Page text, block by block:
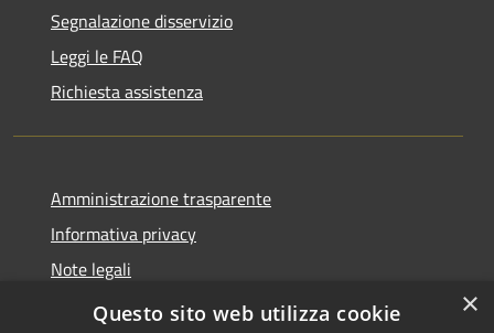
Segnalazione disservizio
Leggi le FAQ
Richiesta assistenza
Amministrazione trasparente
Informativa privacy
Note legali
Dichiarazione di accessibilità
×
Questo sito web utilizza cookie